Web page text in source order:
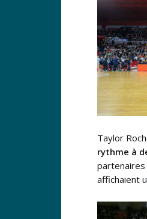
Taylor
rythme à
partenaires
affichaient